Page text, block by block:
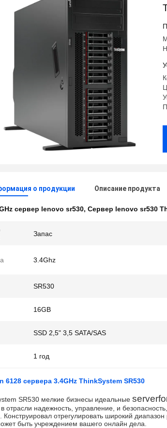
о продукции Описание продукта
сервер lenovo sr530, Сервер lenovo sr530
Запас
3.4Ghz
SR530
16GB
SSD 2,5" 3,5 SATA/SAS
1 год
6128 сервера 3.4GHz ThinkSystem SR530
SR530 мелкие бизнесы идеальные
отрасли надежность, управление, и
Конструировал отрегулировать широкий
быть учреждением вашего онлайн дела.